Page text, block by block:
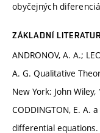
obyčejných
ZÁKLADNÍ
ANDRONOV, A. A.;
A. G. Qualitative
New York: John
CODDINGTON, E. A.
differential equations.